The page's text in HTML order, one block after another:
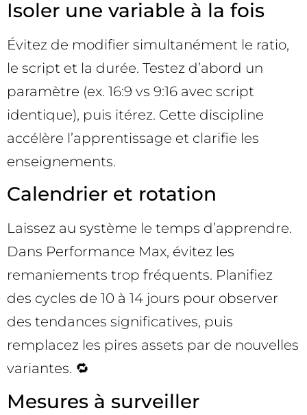
Isoler une variable à la fois
Évitez de modifier simultanément le ratio,
le script et la durée. Testez d’abord un
paramètre (ex. 16:9 vs 9:16 avec script
identique), puis itérez. Cette discipline
accélère l’apprentissage et clarifie les
enseignements.
Calendrier et rotation
Laissez au système le temps d’apprendre.
Dans Performance Max, évitez les
remaniements trop fréquents. Planifiez
des cycles de 10 à 14 jours pour observer
des tendances significatives, puis
remplacez les pires assets par de nouvelles
variantes. 🔁
Mesures à surveiller